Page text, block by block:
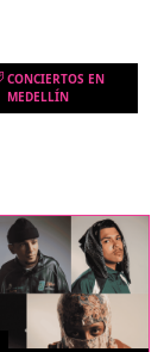
CONCIERTOS EN
MEDELLÍN